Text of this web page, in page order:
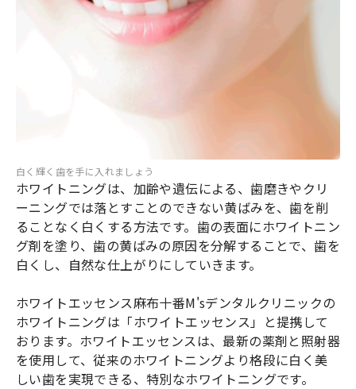
白く輝く歯を手に入れましょう
ホワイトニングは、加齢や遺伝による、歯磨きやクリ
ーニングでは落とすことのできない黄ばみを、歯を削
ることなく白くする方法です。歯の表面にホワイトニン
グ剤を塗り、歯の黄ばみの原因を分解することで、歯を
白くし、自然な仕上がりにしていきます。
ホワイトエッセンス麻布十番M'sデンタルクリニックの
ホワイトニングは「ホワイトエッセンス」と提携して
おります。ホワイトエッセンスは、最新の薬剤と照射器
を使用して、従来のホワイトニングより格段に白く美
しい歯を実現できる、特別なホワイトニングです。